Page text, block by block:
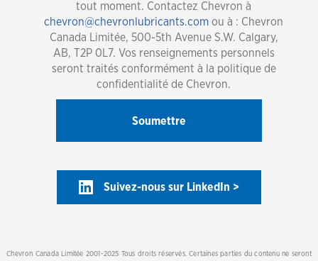
tout moment. Contactez Chevron à
chevron@chevronlubricants.com ou à : Chevron
Canada Limitée, 500-5th Avenue S.W. Calgary,
AB, T2P 0L7. Vos renseignements personnels
seront traités conformément à la politique de
confidentialité de Chevron.
Suivez-nous sur LinkedIn >
Chevron Canada Limitée 2001-2025 Tous droits réservés. Certaines parties du contenu ne seront